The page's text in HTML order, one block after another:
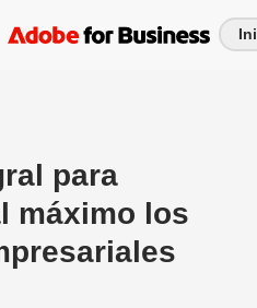
para
máximo los